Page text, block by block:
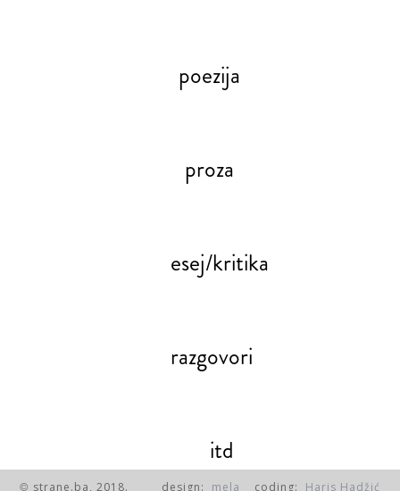
poezija
proza
esej/kritika
razgovori
itd
© strane.ba, 2018. design: mela coding: Haris Hadžić